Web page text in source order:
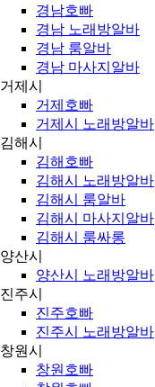
경남호빠
경남 노래방알바
경남 룸알바
경남 마사지알바
거제시
거제호빠
거제시 노래방알바
김해시
김해호빠
김해시 노래방알바
김해시 룸알바
김해시 마사지알바
김해시 룸싸롱
양산시
양산시 노래방알바
진주시
진주호빠
진주시 노래방알바
창원시
창원호빠